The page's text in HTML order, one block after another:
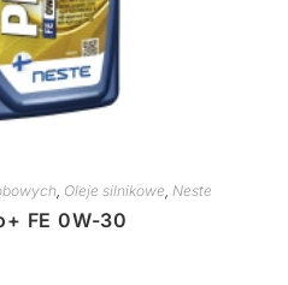
, Oleje silnikowe Neste
FE 0W-30